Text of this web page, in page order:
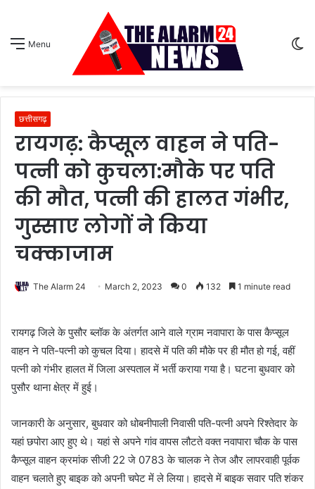
Menu
छत्तीसगढ़
रायगढ़: कैप्सूल वाहन ने पति-
पत्नी को कुचला:मौके पर पति
की मौत, पत्नी की हालत गंभीर,
गुस्साए लोगों ने किया
चक्काजाम
The Alarm 24 March 2, 2023 0 132 1 minute read
रायगढ़ जिले के पुसौर ब्लॉक के अंतर्गत आने वाले ग्राम नवापारा के पास कैप्सूल
वाहन ने पति-पत्नी को कुचल दिया। हादसे में पति की मौके पर ही मौत हो गई, वहीं
पत्नी को गंभीर हालत में जिला अस्पताल में भर्ती कराया गया है। घटना बुधवार को
पुसौर थाना क्षेत्र में हुई।
जानकारी के अनुसार, बुधवार को धोबनीपाली निवासी पति-पत्नी अपने रिश्तेदार के
यहां छपोरा आए हुए थे। यहां से अपने गांव वापस लौटते वक्त नवापारा चौक के पास
कैप्सूल वाहन क्रमांक सीजी 22 जे 0783 के चालक ने तेज और लापरवाही पूर्वक
वाहन चलाते हुए बाइक को अपनी चपेट में ले लिया। हादसे में बाइक सवार पति शंकर